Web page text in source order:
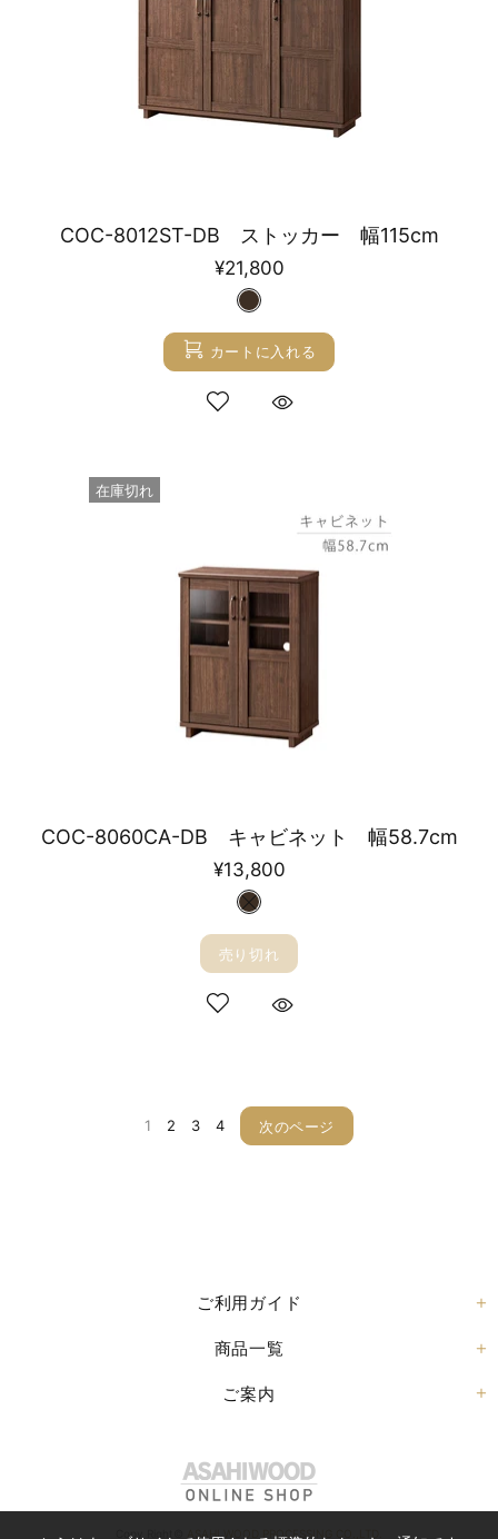
COC-8012ST-DB ストッカー 幅115cm
¥21,800
カートに入れる
在庫切れ
COC-8060CA-DB キャビネット 幅58.7cm
¥13,800
売り切れ
1 2 3 4 次のページ
ご利用ガイド
商品一覧
ご案内
Copy Right© ASAHI WOOD PROCESSING CO.,LTD.